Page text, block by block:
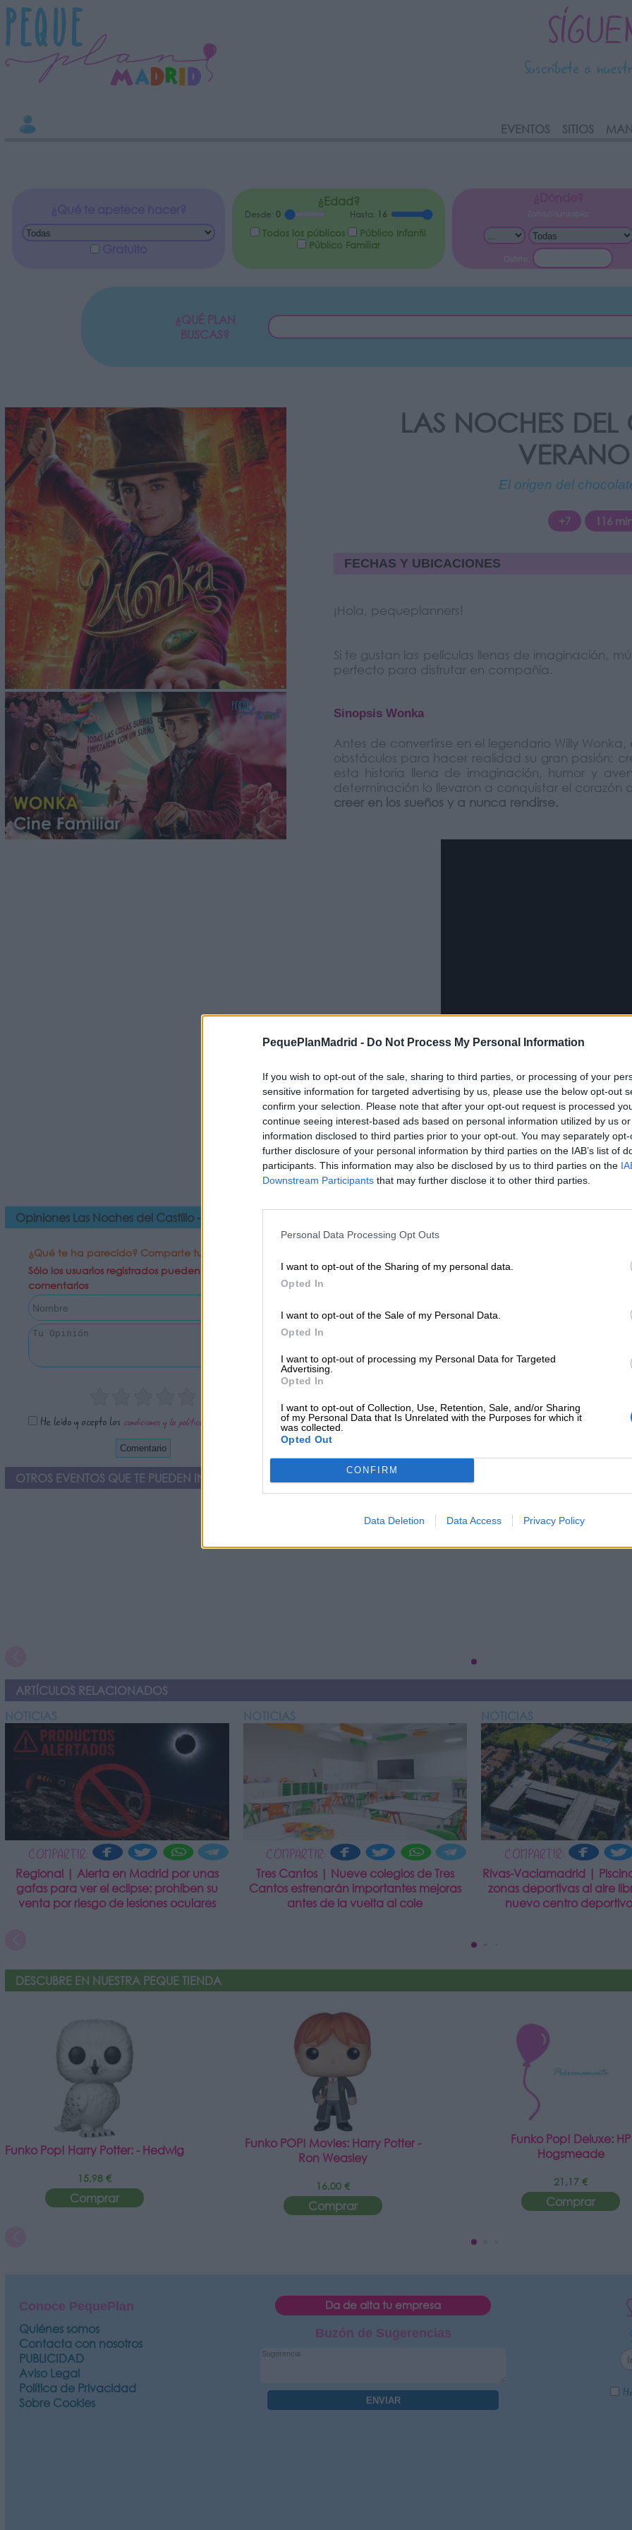
PequePlanMadrid - Do Not Process My Personal Information
If you wish to opt-out of the sale, sharing to third parties, or processing of your
sensitive information for targeted advertising by us, please use the below opt-out
confirm your selection. Please note that after your opt-out request is processed
continue seeing interest-based ads based on personal information utilized by us
information disclosed to third parties prior to your opt-out. You may separately
further disclosure of your personal information by third parties on the IAB’s list of
participants. This information may also be disclosed by us to third parties on the
Downstream Participants that may further disclose it to other third parties.
Personal Data Processing Opt Outs
I want to opt-out of the Sharing of my personal data.
Opted In
I want to opt-out of the Sale of my Personal Data.
Opted In
I want to opt-out of processing my Personal Data for Targeted
Advertising.
Opted In
I want to opt-out of Collection, Use, Retention, Sale, and/or Sharing
of my Personal Data that Is Unrelated with the Purposes for which it
was collected.
Opted Out
CONFIRM
Data Deletion Data Access Privacy Policy
Suscríbete a
EVENTOS SITIOS
¿Edad?
Desde:0 Hasta: 16
Todos los públicos
Público Infantil
Público Familiar
¿QUÉ PLAN
BUSCAS?
LAS NOCHES
El origen del
+7 116
FECHAS Y UBICACIONES
¡Hola, pequeplanners!
Si te gustan las películas llenas de imaginación,
perfecto para disfrutar en compañía.
Sinopsis Wonka
Antes de convertirse en el legendario Willy
obstáculos para hacer realidad su gran pasión:
esta historia llena de imaginación, humor y
determinación lo llevaron a conquistar el corazón
creer en los sueños y a nunca rendirse.
¡Déjate llevar por la magia del
dulce
Opiniones Las Noches del Castillo - Cine de Verano - Wonka
¿Qué te ha parecido? Comparte tu opinión:
Sólo los usuarios registrados pueden escribir
comentarios
He leído y acepto las condiciones y la política de privacidad
OTROS EVENTOS QUE TE PUEDEN INTERESAR
ARTÍCULOS RELACIONADOS
NOTICIAS
COMPARTIR:
Regional | Alerta en Madrid por unas
gafas para ver el eclipse: prohíben su
venta por riesgo de lesiones oculares
NOTICIAS
COMPARTIR:
Tres Cantos | Nueve colegios de Tres
Cantos estrenarán importantes mejoras
antes de la vuelta al cole
NOTICIAS
COMPARTIR:
Rivas-Vaciamadrid |
zonas deportivas al aire
nuevo centro
DESCUBRE EN NUESTRA PEQUE TIENDA
Funko Pop! Harry Potter: - Hedwig
15,98 €
Comprar
Funko POP! Movies: Harry Potter -
Ron Weasley
16,00 €
Comprar
Funko Pop! Deluxe: HP
Hogsmeade
21,17 €
Comprar
Conoce PequePlan
Quiénes somos
Contacta con nosotros
PUBLICIDAD
Aviso Legal
Política de Privacidad
Sobre Cookies
Da de alta tu empresa
Buzón de Sugerencias
INFORMACION SOBRE LA PROTECCIÓN DE TUS DATOS
Responsable:
Finalidad:
Datos tratados:
Información adicional